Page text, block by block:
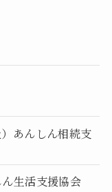
あんしん相続支
生活支援協会